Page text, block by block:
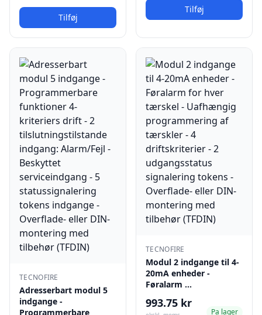
Tilføj
Tilføj
TECNOFIRE
Adresserbart modul 5
indgange -
Programmerbare
TECNOFIRE
Modul 2 indgange til 4-
20mA enheder -
Føralarm …
993.75 kr
Pa lager